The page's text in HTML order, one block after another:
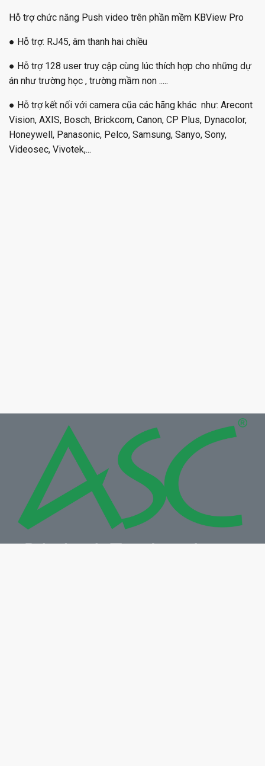
Hỗ trợ chức năng Push video trên phần mềm KBView Pro
● Hỗ trợ: RJ45, âm thanh hai chiều
● Hỗ trợ 128 user truy cập cùng lúc thích hợp cho những dự
án như trường học , trường mầm non .....
● Hỗ trợ kết nối với camera cũa các hãng khác như: Arecont
Vision, AXIS, Bosch, Brickcom, Canon, CP Plus, Dynacolor,
Honeywell, Panasonic, Pelco, Samsung, Sanyo, Sony,
Videosec, Vivotek,...